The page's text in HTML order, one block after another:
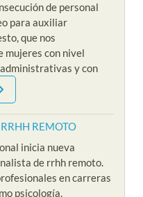
de personal
para auxiliar
que nos
mujeres con nivel
y con
REMOTO
inicia nueva
de rrhh remoto.
en carreras
psicología,